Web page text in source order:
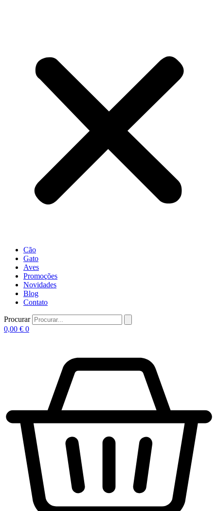
Cão
Gato
Aves
Promoções
Novidades
Blog
Contato
Procurar
0,00 € 0